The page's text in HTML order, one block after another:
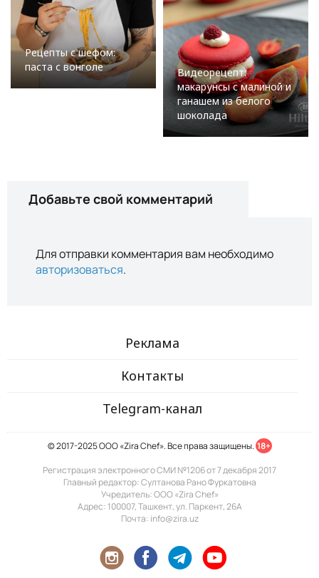
Рецепты с шефом:
паста с вонголе
Видеорецепт:
макарунсы с малиной и
ганашем из белого
шоколада
Добавьте свой комментарий
Для отправки комментария вам необходимо
авторизоваться.
Реклама
Контакты
Telegram-канал
© 2017-2025 ООО «Zira Chef». Все права защищены. 18+
Регистрация электронного СМИ №1206 от 7 декабря 2017
Главный редактор: Султанова Рано Фуркатовна
Учредитель: ООО «Zira Chef»
Адрес: 100007, Ташкент, ул. Паркент, 26А
Почта: info@zira.uz